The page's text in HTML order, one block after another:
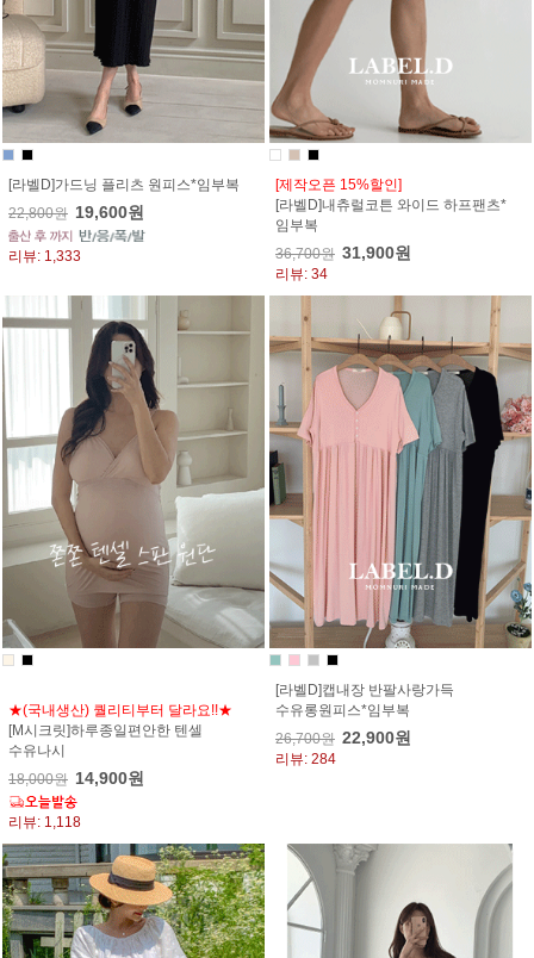
[라벨D]가드닝 플리츠 원피스*임부복
22,800원 19,600원
리뷰: 1,333
[제작오픈 15%할인]
[라벨D]내츄럴코튼 와이드 하프팬츠*
임부복
36,700원 31,900원
리뷰: 34
★(국내생산) 퀄리티부터 달라요!!★
[M시크릿]하루종일편안한 텐셀
수유나시
18,000원 14,900원
리뷰: 1,118
[라벨D]캡내장 반팔사랑가득
수유롱원피스*임부복
26,700원 22,900원
리뷰: 284